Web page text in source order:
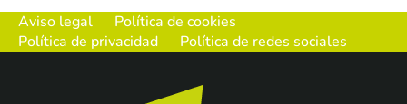
Aviso legal
Política de cookies
Política de privacidad
Política de redes sociales